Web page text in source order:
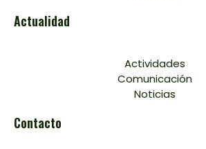
Actualidad
Actividades
Comunicación
Noticias
Contacto